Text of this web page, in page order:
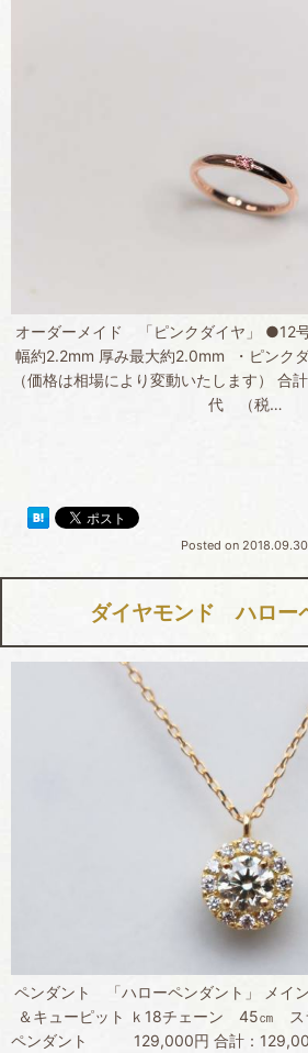
オーダーメイド 「ピンクダイヤ」 ●12
幅約2.2mm 厚み最大約2.0mm ・ピンク
（価格は相場により変動いたします） 合
代 （税…
Posted on
ダイヤモンド ハロー
ペンダント 「ハローペンダント」 メ
＆キューピット ｋ18チェーン 45㎝ ス
ペンダント 129,000円 合計：129,000